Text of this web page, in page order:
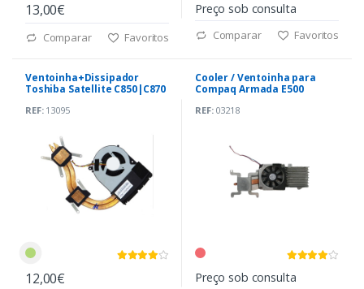
13,00€
Comparar Favoritos
Preço sob consulta
Comparar Favoritos
Ventoinha+Dissipador
Toshiba Satellite C850|C870
REF:13095
12,00€
Cooler / Ventoinha para
Compaq Armada E500
REF:03218
Preço sob consulta